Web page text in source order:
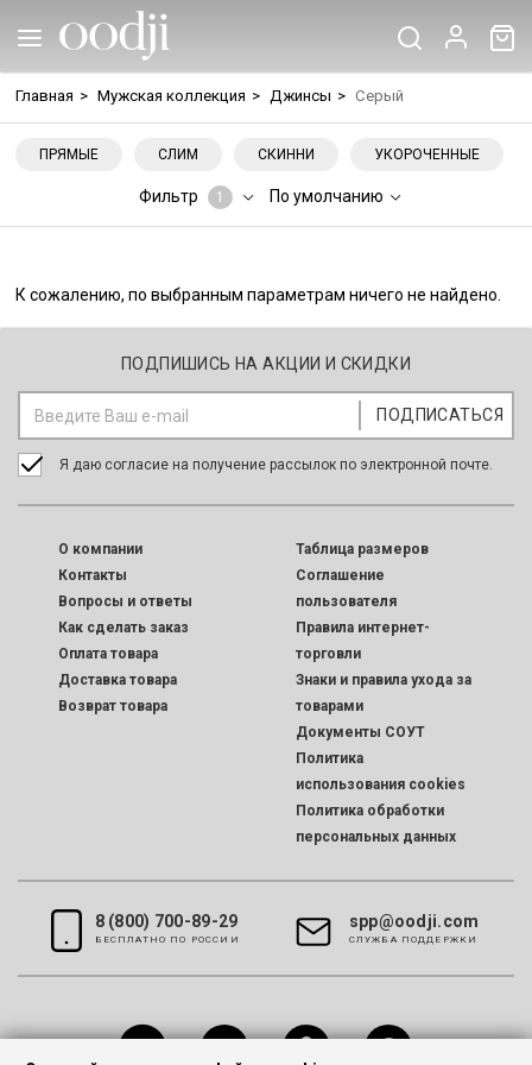
Главная > Мужская коллекция > Джинсы > Серый
ПРЯМЫЕ СЛИМ СКИННИ УКОРОЧЕННЫЕ
Фильтр 1 По умолчанию
К сожалению, по выбранным параметрам ничего не найдено.
ПОДПИШИСЬ НА АКЦИИ И СКИДКИ
Я даю согласие на получение рассылок по электронной почте.
O компании
Контакты
Вопросы и ответы
Как сделать заказ
Оплата товара
Доставка товара
Возврат товара
Таблица размеров
Соглашение
пользователя
Правила интернет-
торговли
Знаки и правила ухода за
товарами
Документы СОУТ
Политика
использования cookies
Политика обработки
персональных данных
8 (800) 700-89-29
БЕСПЛАТНО ПО РОССИИ
spp@oodji.com
CЛУЖБА ПОДДЕРЖКИ